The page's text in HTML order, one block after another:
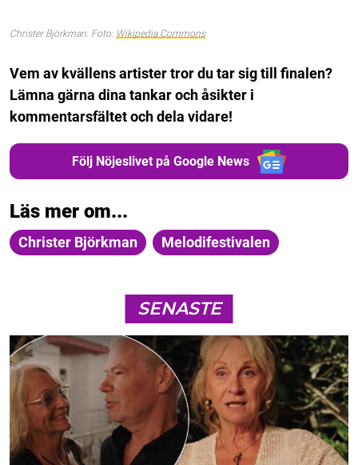
Christer Björkman. Foto: Wikipedia Commons
Vem av kvällens artister tror du tar sig till finalen?
Lämna gärna dina tankar och åsikter i
kommentarsfältet och dela vidare!
Följ Nöjeslivet på Google News
Läs mer om...
Christer Björkman Melodifestivalen
SENASTE